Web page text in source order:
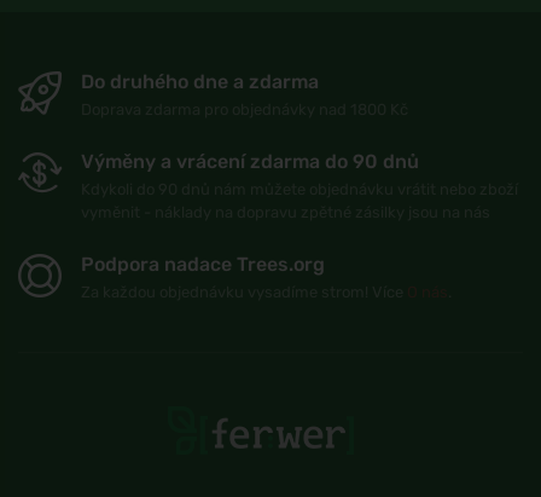
Do druhého dne a zdarma
Výměny a vrácení zdarma do 90 dnů
Podpora nadace Trees.org